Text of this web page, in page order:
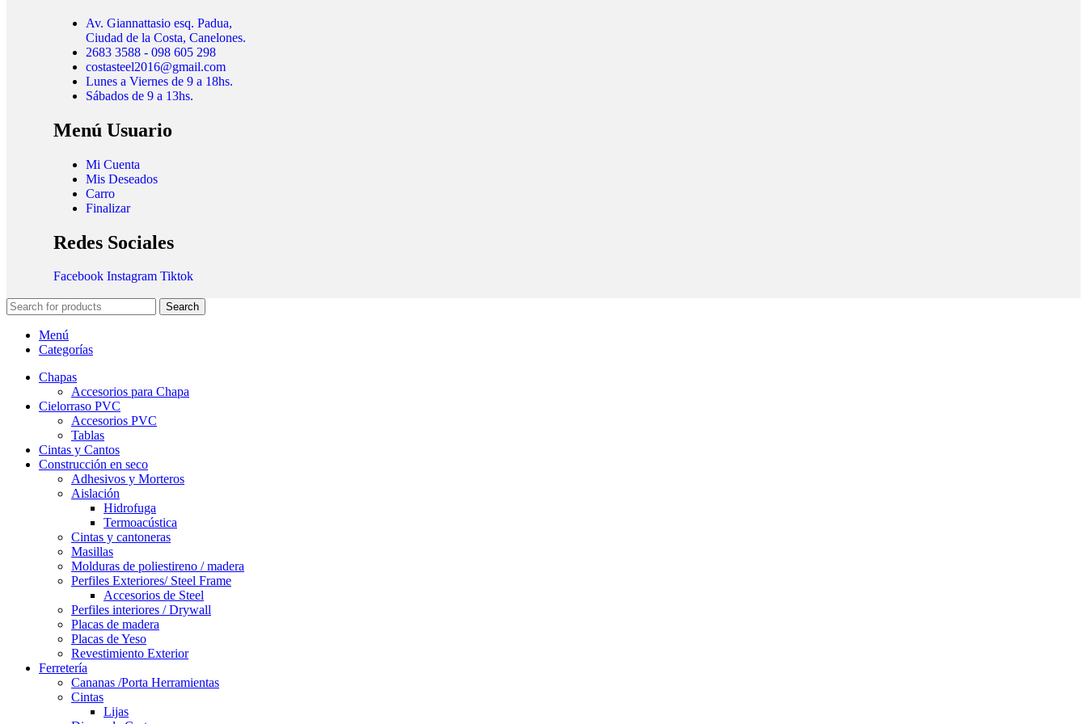
Av. Giannattasio esq. Padua,
Ciudad de la Costa, Canelones.
2683 3588 - 098 605 298
costasteel2016@gmail.com
Lunes a Viernes de 9 a 18hs.
Sábados de 9 a 13hs.
Menú Usuario
Mi Cuenta
Mis Deseados
Carro
Finalizar
Redes Sociales
Facebook Instagram Tiktok
Search
Menú
Categorías
Chapas
Accesorios para Chapa
Cielorraso PVC
Accesorios PVC
Tablas
Cintas y Cantos
Construcción en seco
Adhesivos y Morteros
Aislación
Hidrofuga
Termoacústica
Cintas y cantoneras
Masillas
Molduras de poliestireno / madera
Perfiles Exteriores/ Steel Frame
Accesorios de Steel
Perfiles interiores / Drywall
Placas de madera
Placas de Yeso
Revestimiento Exterior
Ferretería
Cananas /Porta Herramientas
Cintas
Lijas